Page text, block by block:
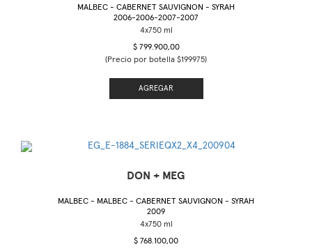
MALBEC - CABERNET SAUVIGNON - SYRAH
2006-2006-2007-2007
$ 799.900,00
(Precio por botella $199975)
AGREGAR
DON + MEG
MALBEC - MALBEC - CABERNET SAUVIGNON - SYRAH
2009
$ 768.100,00